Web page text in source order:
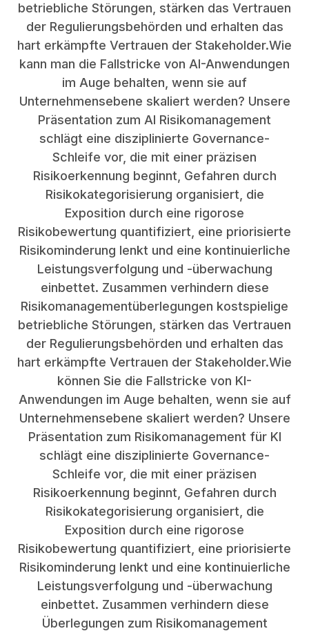
betriebliche Störungen, stärken das Vertrauen
der Regulierungsbehörden und erhalten das
hart erkämpfte Vertrauen der Stakeholder.Wie
kann man die Fallstricke von AI-Anwendungen
im Auge behalten, wenn sie auf
Unternehmensebene skaliert werden? Unsere
Präsentation zum AI Risikomanagement
schlägt eine disziplinierte Governance-
Schleife vor, die mit einer präzisen
Risikoerkennung beginnt, Gefahren durch
Risikokategorisierung organisiert, die
Exposition durch eine rigorose
Risikobewertung quantifiziert, eine priorisierte
Risikominderung lenkt und eine kontinuierliche
Leistungsverfolgung und -überwachung
einbettet. Zusammen verhindern diese
Risikomanagementüberlegungen kostspielige
betriebliche Störungen, stärken das Vertrauen
der Regulierungsbehörden und erhalten das
hart erkämpfte Vertrauen der Stakeholder.Wie
können Sie die Fallstricke von KI-
Anwendungen im Auge behalten, wenn sie auf
Unternehmensebene skaliert werden? Unsere
Präsentation zum Risikomanagement für KI
schlägt eine disziplinierte Governance-
Schleife vor, die mit einer präzisen
Risikoerkennung beginnt, Gefahren durch
Risikokategorisierung organisiert, die
Exposition durch eine rigorose
Risikobewertung quantifiziert, eine priorisierte
Risikominderung lenkt und eine kontinuierliche
Leistungsverfolgung und -überwachung
einbettet. Zusammen verhindern diese
Überlegungen zum Risikomanagement